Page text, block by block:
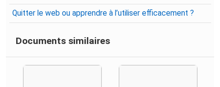
Quitter le web ou apprendre à l’utiliser efficacement ?
Documents similaires